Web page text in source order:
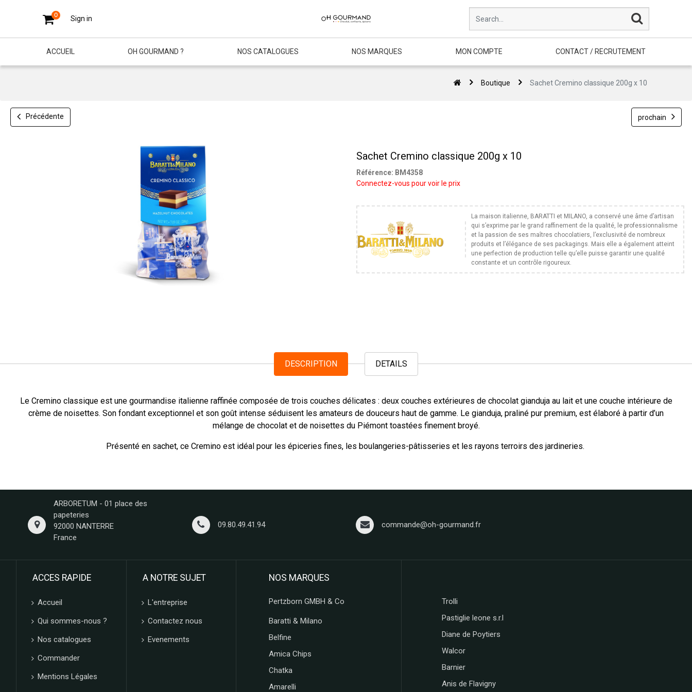
0 Sign in
ACCUEIL OH GOURMAND ? NOS CATALOGUES NOS MARQUES MON COMPTE CONTACT / RECRUTEMENT
Boutique Sachet Cremino classique 200g x 10
Précédente prochain
Sachet Cremino classique 200g x 10
Référence: BM4358
Connectez-vous pour voir le prix
La maison italienne, BARATTI et MILANO, a conservé une âme d’artisan
qui s’exprime par le grand raffinement de la qualité, le professionnalisme
et la passion de ses maîtres chocolatiers, l’exclusivité de nombreux
produits et l’élégance de ses packagings. Mais elle a également atteint
une perfection de production telle qu’elle puisse garantir une qualité
constante et un contrôle rigoureux.
DESCRIPTION DETAILS
Le Cremino classique est une gourmandise italienne raffinée composée de trois couches délicates : deux couches extérieures de chocolat gianduja au lait et une couche intérieure de
crème de noisettes. Son fondant exceptionnel et son goût intense séduisent les amateurs de douceurs haut de gamme. Le gianduja, praliné pur premium, est élaboré à partir d’un
mélange de chocolat et de noisettes du Piémont toastées finement broyé.
Présenté en sachet, ce Cremino est idéal pour les épiceries fines, les boulangeries-pâtisseries et les rayons terroirs des jardineries.
ARBORETUM - 01 place des
papeteries
92000 NANTERRE
France
09.80.49.41.94 commande@oh-gourmand.fr
ACCES RAPIDE
Accueil
Qui sommes-nous ?
Nos catalogues
Commander
Mentions Légales
A NOTRE SUJET
L'entreprise
Contactez nous
Evenements
NOS MARQUES
Pertzborn GMBH & Co
Baratti & Milano
Belfine
Amica Chips
Chatka
Amarelli
Trolli
Pastiglie leone s.r.l
Diane de Poytiers
Walcor
Barnier
Anis de Flavigny